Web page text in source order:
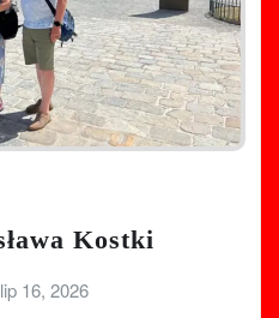
Kostki
lip 16, 2026